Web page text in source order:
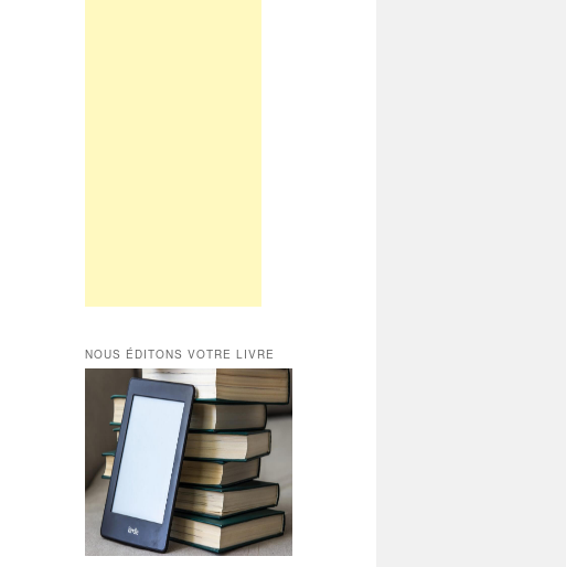
NOUS ÉDITONS VOTRE LIVRE